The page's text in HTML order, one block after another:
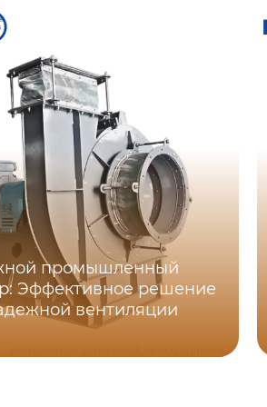
промышленный
Эффективное решение
вентиляции